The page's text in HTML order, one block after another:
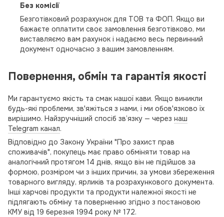
Без комісії
Безготівковий розрахунок для ТОВ та ФОП. Якщо ви
бажаєте оплатити своє замовлення безготівково, ми
виставляємо вам рахунок і надаємо весь первинний
документ одночасно з вашим замовленням.
Повернення, обмін та гарантія якості
Ми гарантуємо якість та смак нашої кави. Якщо виникли
будь-які проблеми, зв'яжіться з нами, і ми обов'язково їх
вирішимо. Найзручніший спосіб зв’язку — через наш
Telegram канал.
Відповідно до Закону України "Про захист прав
споживачів", покупець має право обміняти товар на
аналогічний протягом 14 днів, якщо він не підійшов за
формою, розміром чи з інших причин, за умови збереження
товарного вигляду, ярликів та розрахункового документа.
Інші харчові продукти та продукти належної якості не
підлягають обміну та поверненню згідно з постановою
КМУ від 19 березня 1994 року № 172.